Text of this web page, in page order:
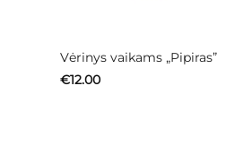
Vėrinys vaikams „Pipiras”
€12.00